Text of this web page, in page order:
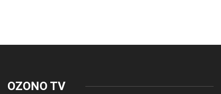
OZONO TV